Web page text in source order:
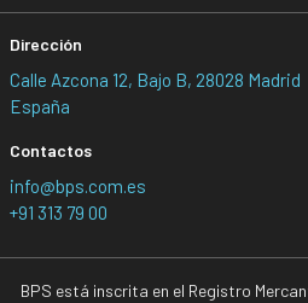
Dirección
Calle Azcona 12, Bajo B, 28028 Madrid
España
Contactos
info@bps.com.es
+91 313 79 00
BPS está inscrita en el Registro